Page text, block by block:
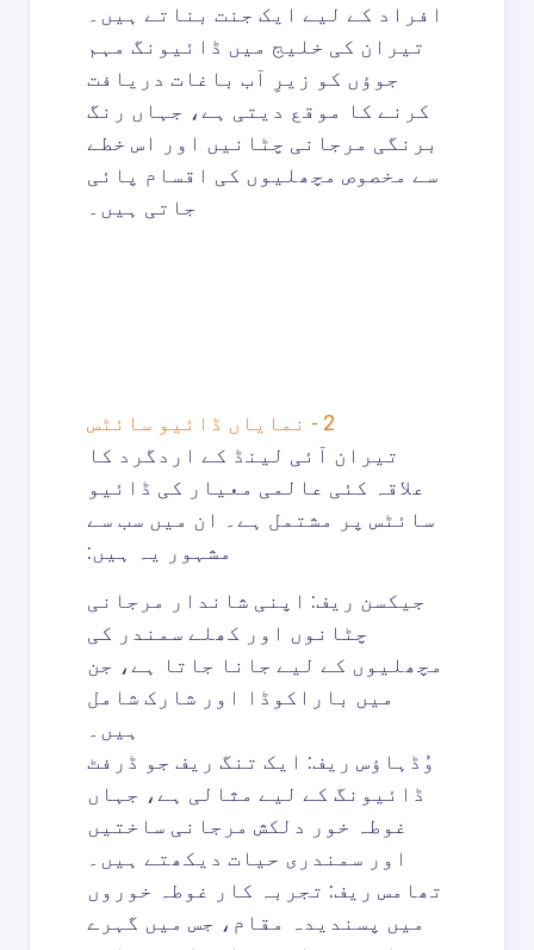
افراد کے لیے ایک جنت بناتے ہیں۔
تیران کی خلیج میں ڈائیونگ مہم
جوؤں کو زیرِ آب باغات دریافت
کرنے کا موقع دیتی ہے، جہاں رنگ
برنگی مرجانی چٹانیں اور اس خطے
سے مخصوص مچھلیوں کی اقسام پائی
جاتی ہیں۔
2 - نمایاں ڈائیو سائٹس
تیران آئی لینڈ کے اردگرد کا
علاقہ کئی عالمی معیار کی ڈائیو
سائٹس پر مشتمل ہے۔ ان میں سب سے
مشہور یہ ہیں:
جیکسن ریف: اپنی شاندار مرجانی
چٹانوں اور کھلے سمندر کی
مچھلیوں کے لیے جانا جاتا ہے، جن
میں باراکوڈا اور شارک شامل
ہیں۔
وُڈہاؤس ریف: ایک تنگ ریف جو ڈرفٹ
ڈائیونگ کے لیے مثالی ہے، جہاں
غوطہ خور دلکش مرجانی ساختیں
اور سمندری حیات دیکھتے ہیں۔
تھامس ریف: تجربہ کار غوطہ خوروں
میں پسندیدہ مقام، جس میں گہرے